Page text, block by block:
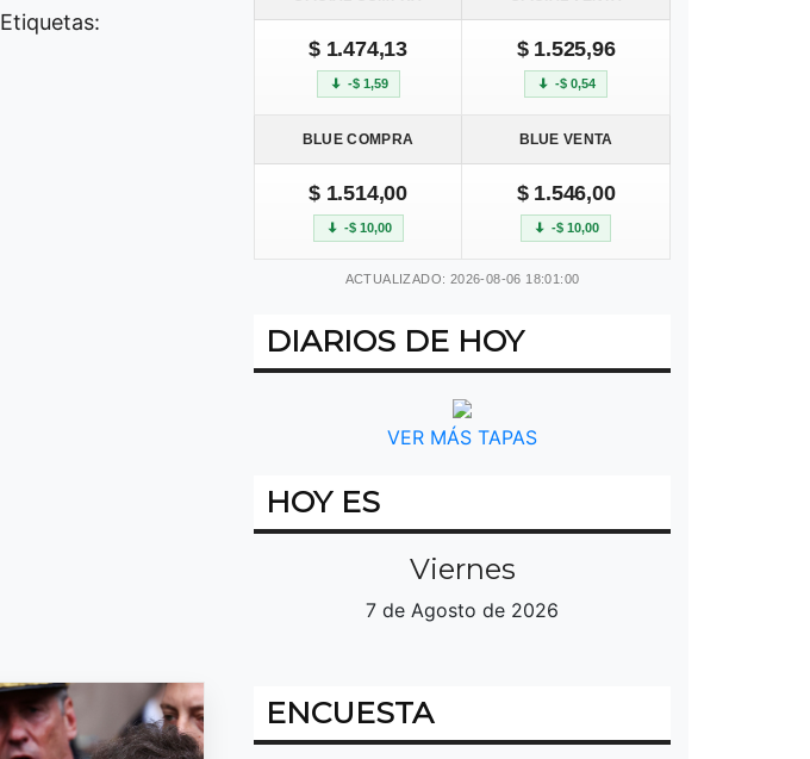
Etiquetas:
$ 1.474,13
-$ 1,59
$ 1.525,96
-$ 0,54
BLUE COMPRA BLUE VENTA
$ 1.514,00
-$ 10,00
$ 1.546,00
-$ 10,00
ACTUALIZADO: 2026-08-06 18:01:00
DIARIOS DE HOY
VER MÁS TAPAS
HOY ES
Viernes
7 de Agosto de 2026
ENCUESTA